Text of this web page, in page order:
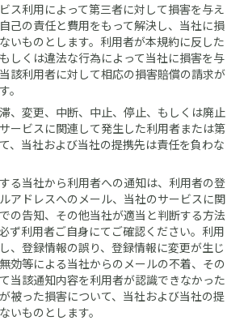
ス利用によって第三者に対して損害を与え
己の責任と費用をもって解決し、当社に損
いものとします。利用者が本規約に反した
しくは違法な行為によって当社に損害を与
該利用者に対して相応の損害賠償の請求が
。
、変更、中断、中止、停止、もしくは廃止
ービスに関連して発生した利用者または第
、当社および当社の提携先は責任を負わな
る当社から利用者への通知は、利用者の登
アドレスへのメール、当社のサービスに関
の告知、その他当社が適当と判断する方法
ず利用者ご自身にてご確認ください。利用
、登録情報の誤り、登録情報に変更が生じ
効等による当社からのメールの不着、その
当該通知内容を利用者が認識できなかった
被った損害について、当社および当社の提
いものとします。